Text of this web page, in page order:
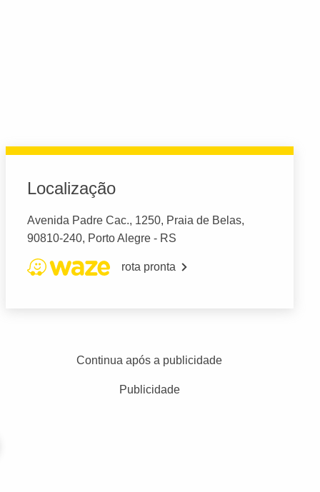
Localização
Avenida Padre Cac., 1250, Praia de Belas,
90810-240, Porto Alegre - RS
rota pronta
Continua após a publicidade
Publicidade